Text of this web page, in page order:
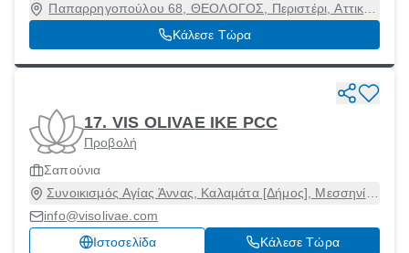
Παπαρρηγοπούλου 68, ΘΕΟΛΟΓΟΣ, Περιστέρι, Αττική,
12133
Κάλεσε Τώρα
17. VIS OLIVAE ΙΚΕ PCC
Προβολή
Σαπούνια
Συνοικισμός Αγίας Άννας, Καλαμάτα [Δήμος], Μεσσηνία,
info@visolivae.com
Ιστοσελίδα
Κάλεσε Τώρα